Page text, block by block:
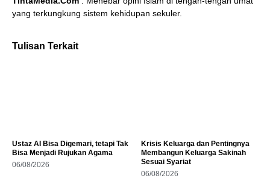
yang terkungkung sistem kehidupan sekuler.
Tulisan Terkait
Ustaz AI Bisa Digemari, tetapi Tak
Bisa Menjadi Rujukan Agama
06/08/2026
Krisis Keluarga dan Pentingnya
Membangun Keluarga Sakinah
Sesuai Syariat
06/08/2026